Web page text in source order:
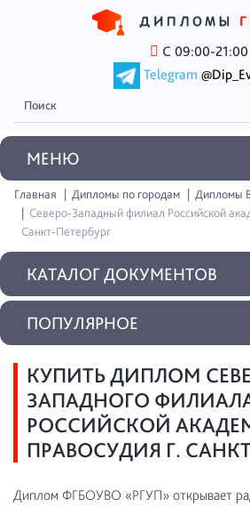
С 09:00-21:00
Telegram
MEНЮ
Главная Дипломы по городам
Дипломы
Северо-Западный филиал Российской
Санкт-Петербург
КАТАЛОГ ДОКУМЕНТОВ
КУПИТЬ ДИПЛОМ
ЗАПАДНОГО
РОССИЙСКОЙ
ПРАВОСУДИЯ Г.
Диплом ФГБОУВО «РГУП» открывает
ПОПУЛЯРНОЕ